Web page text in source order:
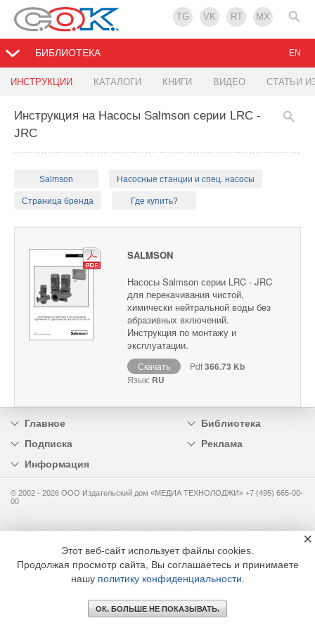
TG VK RT MX
БИБЛИОТЕКА
ИНСТРУКЦИИ КАТАЛОГИ КНИГИ ВИДЕО СТАТЬИ
EN
Инструкция на Насосы Salmson серии LRC -
JRC
Salmson Насосные станции и спец. насосы
Страница бренда Где купить?
SALMSON
Насосы Salmson серии LRC - JRC
для перекачивания чистой,
химически нейтральной воды без
абразивных включений.
Инструкция по монтажу и
эксплуатации.
Скачать Pdf366.73 Kb
Язык: RU
Главное
Библиотека
Подписка
Реклама
Информация
© 2002 - 2026 OOO Издательский дом «МЕДИА ТЕХНОЛОДЖИ» +7 (495) 665-00-
00
Этот веб-сайт использует файлы cookies.
Продолжая просмотр сайта, Вы соглашаетесь и принимаете
нашу политику конфиденциальности
ОК. БОЛЬШЕ НЕ ПОКАЗЫВАТЬ.
×